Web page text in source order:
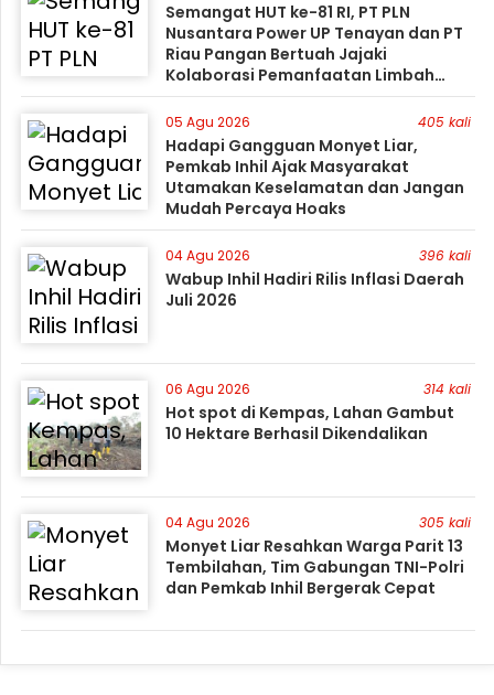
Semangat HUT ke-81 RI, PT PLN
Nusantara Power UP Tenayan dan PT
Riau Pangan Bertuah Jajaki
Kolaborasi Pemanfaatan Limbah
FABA untuk Dukung Swasembada
05 Agu 2026 405 kali
Hadapi Gangguan Monyet Liar,
Pemkab Inhil Ajak Masyarakat
Utamakan Keselamatan dan Jangan
Mudah Percaya Hoaks
04 Agu 2026 396 kali
Wabup Inhil Hadiri Rilis Inflasi Daerah
Juli 2026
06 Agu 2026 314 kali
Hot spot di Kempas, Lahan Gambut
10 Hektare Berhasil Dikendalikan
04 Agu 2026 305 kali
Monyet Liar Resahkan Warga Parit 13
Tembilahan, Tim Gabungan TNI-Polri
dan Pemkab Inhil Bergerak Cepat